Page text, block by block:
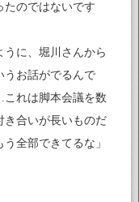
たのではないです
に、堀川さんから
うお話がでるんで
れは脚本会議を数
き合いが長いものだ
全部できてるな」